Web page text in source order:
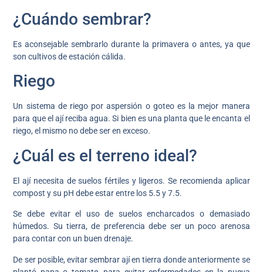
¿Cuándo sembrar?
Es aconsejable sembrarlo durante la primavera o antes, ya que
son cultivos de estación cálida.
Riego
Un sistema de riego por aspersión o goteo es la mejor manera
para que el ají reciba agua. Si bien es una planta que le encanta el
riego, el mismo no debe ser en exceso.
¿Cuál es el terreno ideal?
El ají necesita de suelos fértiles y ligeros. Se recomienda aplicar
compost y su pH debe estar entre los 5.5 y 7.5.
Se debe evitar el uso de suelos encharcados o demasiado
húmedos. Su tierra, de preferencia debe ser un poco arenosa
para contar con un buen drenaje.
De ser posible, evitar sembrar ají en tierra donde anteriormente se